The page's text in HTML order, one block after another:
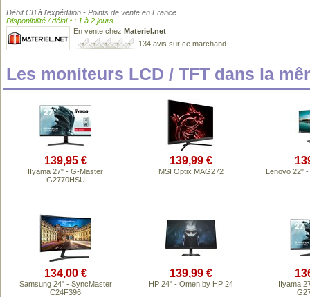
Débit CB à l'expédition - Points de vente en France
Disponibilité / délai * : 1 à 2 jours
En vente chez Materiel.net
134 avis sur ce marchand
Les moniteurs LCD / TFT dans la
139,95 €
IIyama 27" - G-Master
G2770HSU
139,99 €
MSI Optix MAG272 Lenovo 22"
134,00 €
Samsung 24" - SyncMaster
C24F396
139,99 €
HP 24" - Omen by HP 24
IIyama